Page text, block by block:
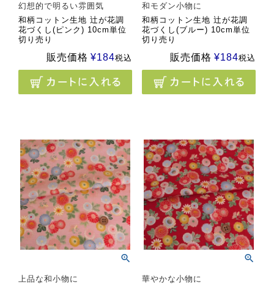
幻想的で明るい雰囲気
和柄コットン生地 辻が花調
花づくし(ピンク) 10cm単位
切り売り
販売価格 ¥184税込
和モダン小物に
和柄コットン生地 辻が花調
花づくし(ブルー) 10cm単位
切り売り
販売価格 ¥184税込
上品な和小物に
華やかな小物に